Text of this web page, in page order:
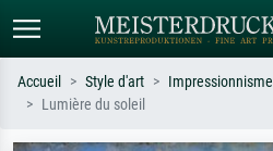
Accueil Style d'art Impressionnisme
Lumière du soleil